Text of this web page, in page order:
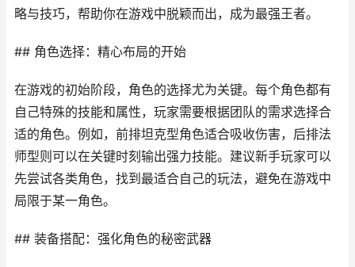
略与技巧，帮助你在游戏中脱颖而出，成为最强王者。
## 角色选择：精心布局的开始
在游戏的初始阶段，角色的选择尤为关键。每个角色都有
自己特殊的技能和属性，玩家需要根据团队的需求选择合
适的角色。例如，前排坦克型角色适合吸收伤害，后排法
师型则可以在关键时刻输出强力技能。建议新手玩家可以
先尝试各类角色，找到最适合自己的玩法，避免在游戏中
局限于某一角色。
## 装备搭配：强化角色的秘密武器